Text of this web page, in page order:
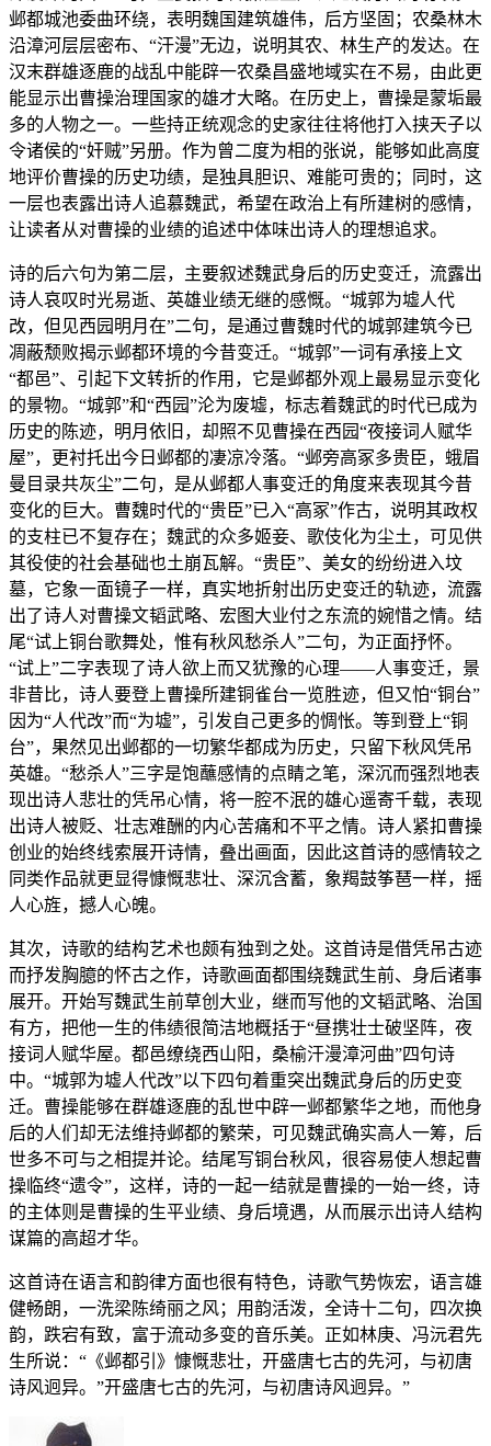
邺都城池委曲环绕，表明魏国建筑雄伟，后方坚固；农桑林木
沿漳河层层密布、“汗漫”无边，说明其农、林生产的发达。在
汉末群雄逐鹿的战乱中能辟一农桑昌盛地域实在不易，由此更
能显示出曹操治理国家的雄才大略。在历史上，曹操是蒙垢最
多的人物之一。一些持正统观念的史家往往将他打入挟天子以
令诸侯的“奸贼”另册。作为曾二度为相的张说，能够如此高度
地评价曹操的历史功绩，是独具胆识、难能可贵的；同时，这
一层也表露出诗人追慕魏武，希望在政治上有所建树的感情，
让读者从对曹操的业绩的追述中体味出诗人的理想追求。
诗的后六句为第二层，主要叙述魏武身后的历史变迁，流露出
诗人哀叹时光易逝、英雄业绩无继的感慨。“城郭为墟人代
改，但见西园明月在”二句，是通过曹魏时代的城郭建筑今已
凋蔽颓败揭示邺都环境的今昔变迁。“城郭”一词有承接上文
“都邑”、引起下文转折的作用，它是邺都外观上最易显示变化
的景物。“城郭”和“西园”沦为废墟，标志着魏武的时代已成为
历史的陈迹，明月依旧，却照不见曹操在西园“夜接词人赋华
屋”，更衬托出今日邺都的凄凉冷落。“邺旁高冢多贵臣，蛾眉
曼目录共灰尘”二句，是从邺都人事变迁的角度来表现其今昔
变化的巨大。曹魏时代的“贵臣”已入“高冢”作古，说明其政权
的支柱已不复存在；魏武的众多姬妾、歌伎化为尘土，可见供
其役使的社会基础也土崩瓦解。“贵臣”、美女的纷纷进入坟
墓，它象一面镜子一样，真实地折射出历史变迁的轨迹，流露
出了诗人对曹操文韬武略、宏图大业付之东流的婉惜之情。结
尾“试上铜台歌舞处，惟有秋风愁杀人”二句，为正面抒怀。
“试上”二字表现了诗人欲上而又犹豫的心理——人事变迁，景
非昔比，诗人要登上曹操所建铜雀台一览胜迹，但又怕“铜台”
因为“人代改”而“为墟”，引发自己更多的惆怅。等到登上“铜
台”，果然见出邺都的一切繁华都成为历史，只留下秋风凭吊
英雄。“愁杀人”三字是饱蘸感情的点睛之笔，深沉而强烈地表
现出诗人悲壮的凭吊心情，将一腔不泯的雄心遥寄千载，表现
出诗人被贬、壮志难酬的内心苦痛和不平之情。诗人紧扣曹操
创业的始终线索展开诗情，叠出画面，因此这首诗的感情较之
同类作品就更显得慷慨悲壮、深沉含蓄，象羯鼓筝琶一样，摇
人心旌，撼人心魄。
其次，诗歌的结构艺术也颇有独到之处。这首诗是借凭吊古迹
而抒发胸臆的怀古之作，诗歌画面都围绕魏武生前、身后诸事
展开。开始写魏武生前草创大业，继而写他的文韬武略、治国
有方，把他一生的伟绩很简洁地概括于“昼携壮士破坚阵，夜
接词人赋华屋。都邑缭绕西山阳，桑榆汗漫漳河曲”四句诗
中。“城郭为墟人代改”以下四句着重突出魏武身后的历史变
迁。曹操能够在群雄逐鹿的乱世中辟一邺都繁华之地，而他身
后的人们却无法维持邺都的繁荣，可见魏武确实高人一筹，后
世多不可与之相提并论。结尾写铜台秋风，很容易使人想起曹
操临终“遗令”，这样，诗的一起一结就是曹操的一始一终，诗
的主体则是曹操的生平业绩、身后境遇，从而展示出诗人结构
谋篇的高超才华。
这首诗在语言和韵律方面也很有特色，诗歌气势恢宏，语言雄
健畅朗，一洗梁陈绮丽之风；用韵活泼，全诗十二句，四次换
韵，跌宕有致，富于流动多变的音乐美。正如林庚、冯沅君先
生所说：“《邺都引》慷慨悲壮，开盛唐七古的先河，与初唐
诗风迥异。”开盛唐七古的先河，与初唐诗风迥异。”